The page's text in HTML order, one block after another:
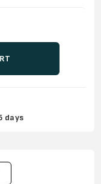
days